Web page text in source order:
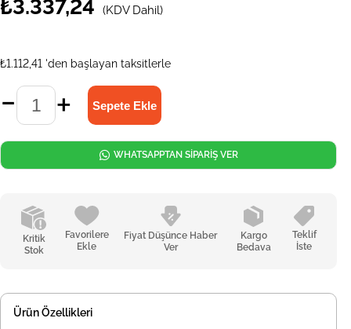
₺3.337,24 (KDV Dahil)
₺1.112,41 'den başlayan taksitlerle
Kritik
Stok
Favorilere
Ekle
Fiyat Düşünce Haber
Ver
Kargo
Bedava
Teklif
İste
WHATSAPPTAN SİPARİŞ VER
Ürün Özellikleri